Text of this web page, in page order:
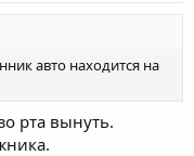
авто находится на
рта вынуть.